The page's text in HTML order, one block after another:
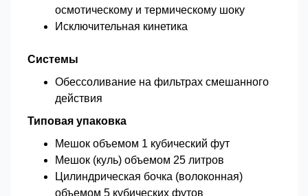
осмотическому и термическому шоку
Исключительная кинетика
Системы
Обессоливание на фильтрах смешанного
действия
Типовая упаковка
Мешок объемом 1 кубический фут
Мешок (куль) объемом 25 литров
Цилиндрическая бочка (волоконная)
объемом 5 кубических футов